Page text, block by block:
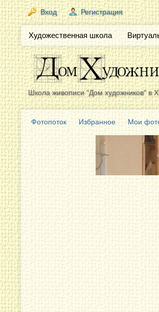
Вход Регистрация
Художественная школа
Школа живописи "Дом художников" в
Фотопоток Избранное Мои